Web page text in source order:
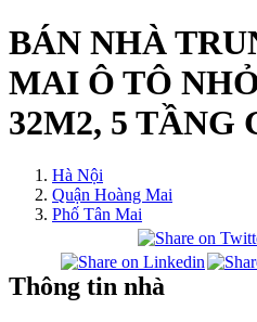
BÁN NHÀ
MAI Ô TÔ
32M2, 5 TẦNG
Hà Nội
Quận Hoàng Mai
Phố Tân Mai
Thông tin nhà